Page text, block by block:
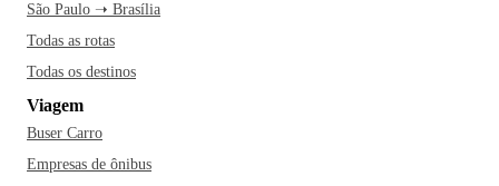
São Paulo ➝ Brasília
Todas as rotas
Todas os destinos
Viagem
Buser Carro
Empresas de ônibus